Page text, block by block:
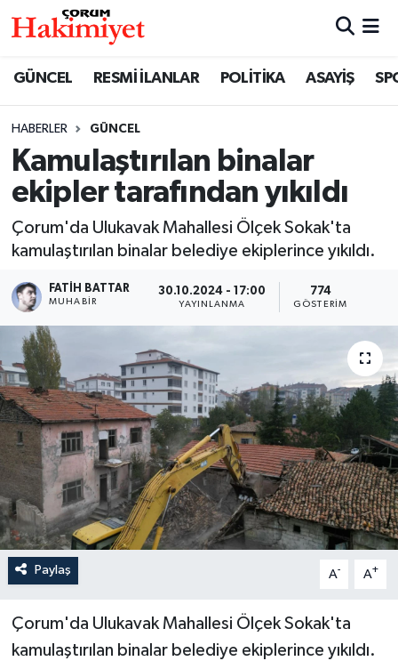
GÜNCEL RESMİ İLANLAR POLİTİKA ASAYİŞ
HABERLER GÜNCEL
Kamulaştırılan binalar
ekipler tarafından yıkıldı
Çorum'da Ulukavak Mahallesi Ölçek Sokak'ta
kamulaştırılan binalar belediye ekiplerince yıkıldı.
FATIH BATTAR
MUHABIR
30.10.2024 - 17:00
YAYINLANMA
774
GÖSTERIM
Paylaş A- A+
Çorum'da Ulukavak Mahallesi Ölçek Sokak'ta
kamulaştırılan binalar belediye ekiplerince yıkıldı.
SAĞLIK
ASAYİŞ
EKONOMİ
GÜNCEL
AKTÜEL
EĞİTİM
İLÇELER
OTOPARK
TEKNOLOJİ
Nöbetçi Eczaneler
Çorum Namaz Vakitleri
Trafik Durumu
Süper Lig Puan Durumu ve Fikstür
Tüm Manşetler
Son Dakika Haberleri
Haber Arşivi